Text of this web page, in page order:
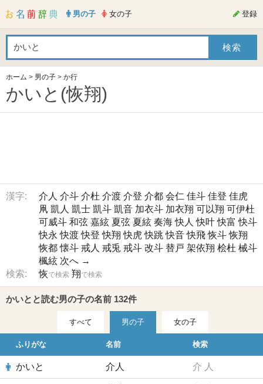
男の子 女の子 登録
ホーム > 男の子 > か行
かいと(恢翔)
漢字: 介人 介斗 介杜 介渡 介登 介都 会仁 佳斗 佳登 佳虎
凧 凱人 凱士 凱斗 凱音 加衣斗 加衣翔 可以翔 可伊杜
可威斗 和弦 嘉絃 夏弦 夏絃 奏海 快人 快叶 快富 快斗
快永 快渡 快登 快翔 快虎 快跳 快音 快飛 恢斗 恢翔
恢都 懐斗 戒人 戒兎 戒斗 改斗 替戸 架依翔 桧杜 械斗
楓絃 次へ →
検索:
恢で検索 翔で検索
かいとと読む男の子の名前 132件
すべて 男の子 女の子
ふりがな 名前 検索
かいと 介人 介 人